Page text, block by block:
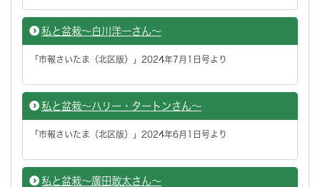
私と盆栽～白川洋一さん～
「市報さいたま（北区版）」2024年7月1日号より
私と盆栽～ハリー・タートンさん～
「市報さいたま（北区版）」2024年6月1日号より
私と盆栽～廣田敢太さん～